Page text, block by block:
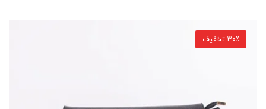
30٪ تخفیف